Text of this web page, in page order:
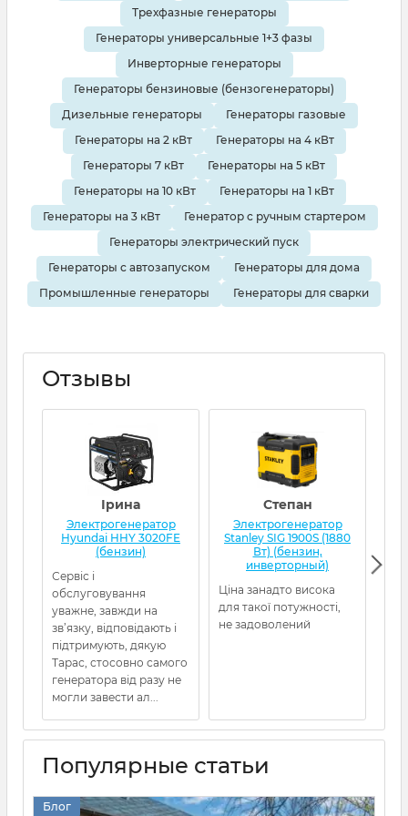
Трехфазные генераторы
Генераторы универсальные 1+3 фазы
Инверторные генераторы
Генераторы бензиновые (бензогенераторы)
Дизельные генераторы
Генераторы газовые
Генераторы на 2 кВт
Генераторы на 4 кВт
Генераторы 7 кВт
Генераторы на 5 кВт
Генераторы на 10 кВт
Генераторы на 1 кВт
Генераторы на 3 кВт
Генератор с ручным стартером
Генераторы электрический пуск
Генераторы с автозапуском
Генераторы для дома
Промышленные генераторы
Генераторы для сварки
Отзывы
Ірина
Электрогенератор
Hyundai HHY 3020FE
(бензин)
Сервіс і
обслуговування
уважне, завжди на
зв’язку, відповідають і
підтримують, дякую
Тарас, стосовно самого
генератора від разу не
могли завести ал...
Степан
Электрогенератор
Stanley SIG 1900S (1880
Вт) (бензин,
инверторный)
Ціна занадто висока
для такої потужності,
не задоволений
Популярные статьи
Блог